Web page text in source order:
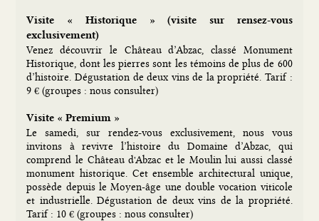
Visite « Historique » (visite sur rensez-vous
exclusivement)
Venez découvrir le Château d’Abzac, classé Monument
Historique, dont les pierres sont les témoins de plus de 600
d’histoire. Dégustation de deux vins de la propriété. Tarif :
9 € (groupes : nous consulter)
Visite « Premium »
Le samedi, sur rendez-vous exclusivement, nous vous
invitons à revivre l’histoire du Domaine d’Abzac, qui
comprend le Château d'Abzac et le Moulin lui aussi classé
monument historique. Cet ensemble architectural unique,
possède depuis le Moyen-âge une double vocation viticole
et industrielle. Dégustation de deux vins de la propriété.
Tarif : 10 € (groupes : nous consulter)